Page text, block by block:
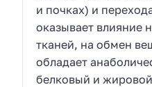
и почках) и
оказывает влияние
тканей, на обмен
обладает
белковый и